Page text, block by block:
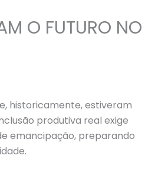
O FUTURO NO
historicamente, estiveram
produtiva real exige
emancipação, preparando